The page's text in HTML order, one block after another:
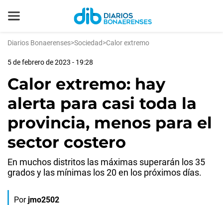
Diarios Bonaerenses>Sociedad>Calor extremo
5 de febrero de 2023 - 19:28
Calor extremo: hay
alerta para casi toda la
provincia, menos para el
sector costero
En muchos distritos las máximas superarán los 35
grados y las mínimas los 20 en los próximos días.
Por jmo2502